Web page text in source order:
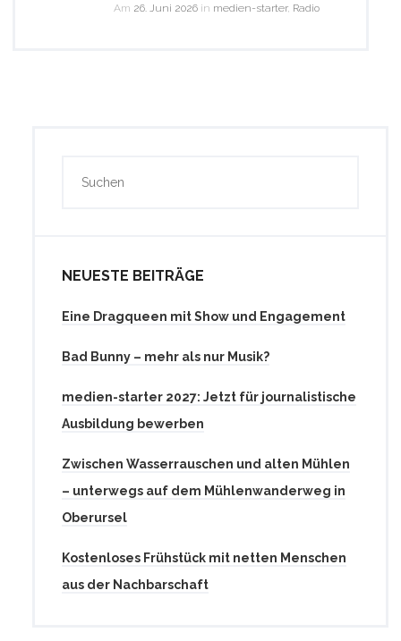
Am 26. Juni 2026 in medien-starter, Radio
NEUESTE BEITRÄGE
Eine Dragqueen mit Show und Engagement
Bad Bunny – mehr als nur Musik?
medien-starter 2027: Jetzt für journalistische
Ausbildung bewerben
Zwischen Wasserrauschen und alten Mühlen
– unterwegs auf dem Mühlenwanderweg in
Oberursel
Kostenloses Frühstück mit netten Menschen
aus der Nachbarschaft